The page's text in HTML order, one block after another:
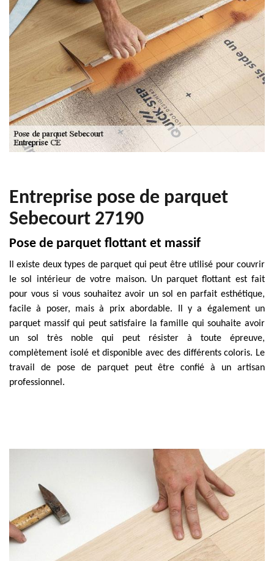
Entreprise pose de parquet
Sebecourt 27190
Pose de parquet flottant et massif
Il existe deux types de parquet qui peut être utilisé pour couvrir
le sol intérieur de votre maison. Un parquet flottant est fait
pour vous si vous souhaitez avoir un sol en parfait esthétique,
facile à poser, mais à prix abordable. Il y a également un
parquet massif qui peut satisfaire la famille qui souhaite avoir
un sol très noble qui peut résister à toute épreuve,
complètement isolé et disponible avec des différents coloris. Le
travail de pose de parquet peut être confié à un artisan
professionnel.